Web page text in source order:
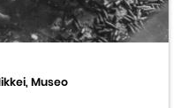
Museo